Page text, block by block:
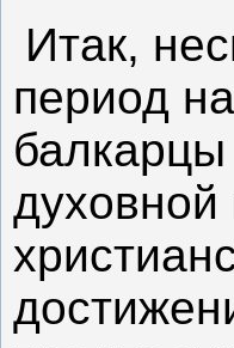
Итак,
период
духовной